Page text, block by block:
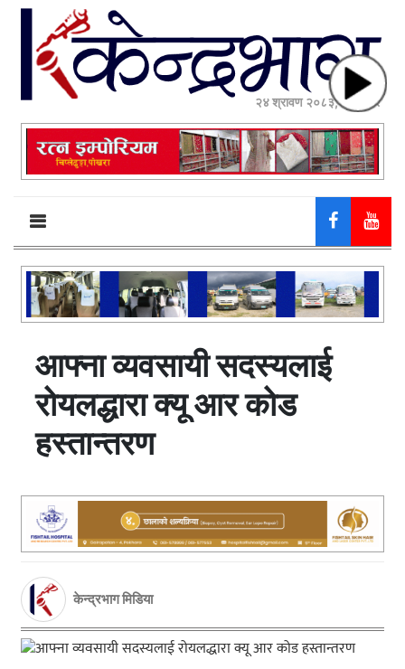
२४ श्रावण २०८३, आईतवार
आफ्ना व्यवसायी सदस्यलाई
रोयलद्धारा क्यू आर कोड
हस्तान्तरण
केन्द्रभाग मिडिया